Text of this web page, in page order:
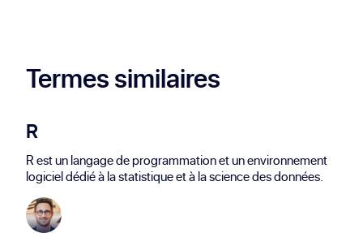
Termes similaires
R
R est un langage de programmation et un environnement
logiciel dédié à la statistique et à la science des données.